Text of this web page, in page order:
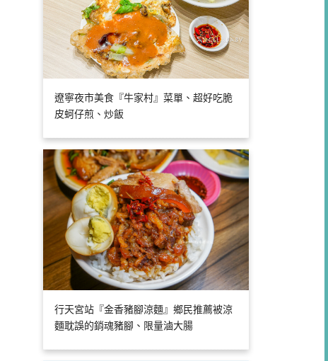
遼寧夜市美食『牛家村』菜單、超好吃脆
皮蚵仔煎、炒飯
行天宮站『金香豬腳涼麵』鄉民推薦被涼
麵耽誤的銷魂豬腳、限量滷大腸